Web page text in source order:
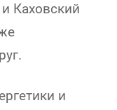
Каховский
и